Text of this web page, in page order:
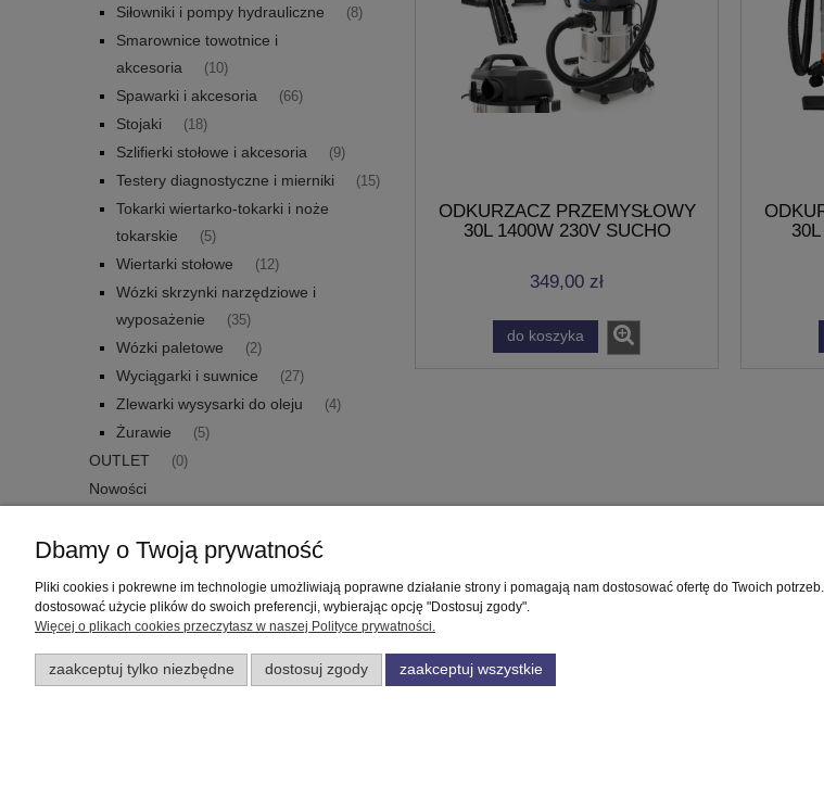
Siłowniki i pompy hydrauliczne (8)
Smarownice towotnice i
akcesoria
(10)
Spawarki i akcesoria (66)
Stojaki (18)
Szlifierki stołowe i akcesoria (9)
Testery diagnostyczne i mierniki (15)
Tokarki wiertarko-tokarki i noże
tokarskie
(5)
Wiertarki stołowe (12)
Wózki skrzynki narzędziowe i
wyposażenie
(35)
Wózki paletowe (2)
Wyciągarki i suwnice (27)
Zlewarki wysysarki do oleju (4)
Żurawie (5)
OUTLET (0)
Nowości
ODKURZACZ PRZEMYSŁOWY
30L 1400W 230V SUCHO
349,00 zł
do koszyka
Pomoc
Regulamin
Moje konto
Ustawienia konta
Dbamy o Twoją prywatność
Pliki cookies i pokrewne im technologie umożliwiają poprawne działanie strony i pomagają nam dostosować ofertę do Twoich
dostosować użycie plików do swoich preferencji, wybierając opcję "Dostosuj zgody".
Więcej o plikach cookies przeczytasz w naszej Polityce prywatności.
zaakceptuj tylko niezbędne dostosuj zgody zaakceptuj wszystkie